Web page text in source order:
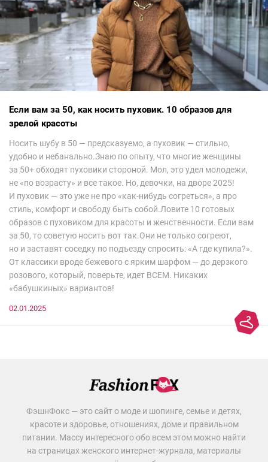
Если вам за 50, как носить пуховик. 10 образов для
зрелой красоты
Носить шубу в 50 — предсказуемо, а пуховик — стильно,
удобно и небанально.Знаю по опыту, что многие женщины
за 50+ обходят пуховики стороной. Мол, это удел молодежи,
не «по возрасту» и все такое. Но, девочки, на дворе 2025!
И пуховик — это уже не про «как-нибудь согреться», а про
стиль, комфорт и свободу быть собой.Ловите 10 готовых
образов с пуховиком для красоты и женственности. Если вам
за 50, то советую носить вот так.Они не только согреют,
но и заставят соседку по подъезду спросить: «А где купила?».
От классики вроде бежевого с ярким шарфом — до дерзкого
розового, который, поверьте, идет ВСЕМ. Никаких
«бабушкиных» вариантов!
02.01.2025
ФэшнФокс — это сайт о моде и шопинге, семье и детях,
красоте и здоровье, отношениях, доме и правильном
питании. Массу интересного обо всем этом можно найти
на страницах женского интернет-журнала, материалы